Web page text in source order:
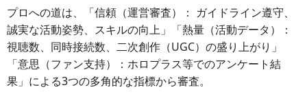
プロへの道は、「信頼（運営審査）： ガイドライン遵守、
誠実な活動姿勢、スキルの向上」「熱量（活動データ）：
視聴数、同時接続数、二次創作（UGC）の盛り上がり」
「意思（ファン支持）：ホロプラス等でのアンケート結
果」による3つの多角的な指標から審査。